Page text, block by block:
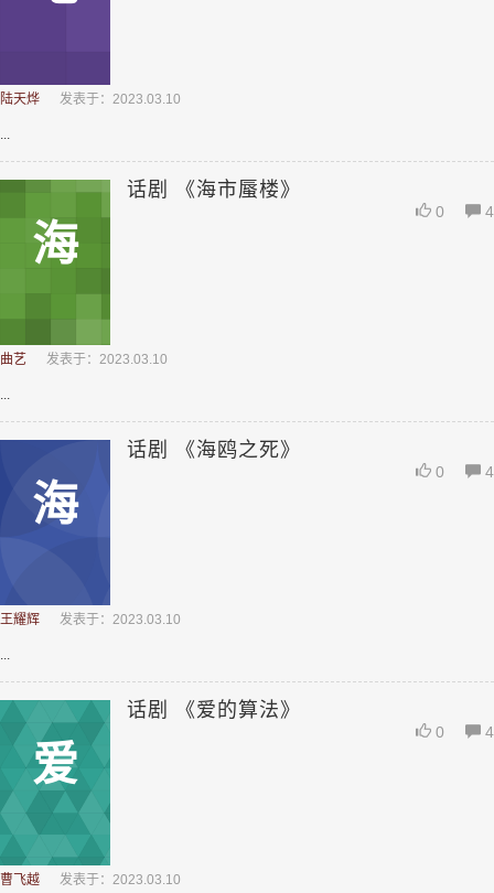
陆天烨 发表于：2023.03.10
...
海
话剧 《海市蜃楼》
0 4
曲艺 发表于：2023.03.10
...
海
话剧 《海鸥之死》
0 4
王耀辉 发表于：2023.03.10
...
爱
话剧 《爱的算法》
0 4
曹飞越 发表于：2023.03.10